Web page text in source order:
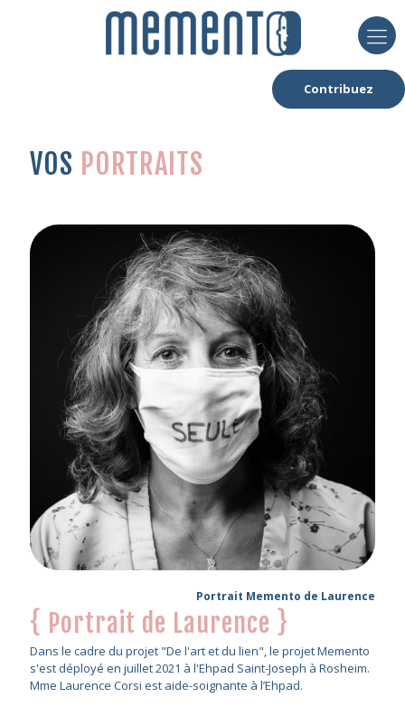
Contribuez
VOS PORTRAITS
Portrait Memento de Laurence
{ Portrait de Laurence }
Dans le cadre du projet "De l'art et du lien", le projet Memento
s'est déployé en juillet 2021 à l'Ehpad Saint-Joseph à Rosheim.
Mme Laurence Corsi est aide-soignante à l’Ehpad.